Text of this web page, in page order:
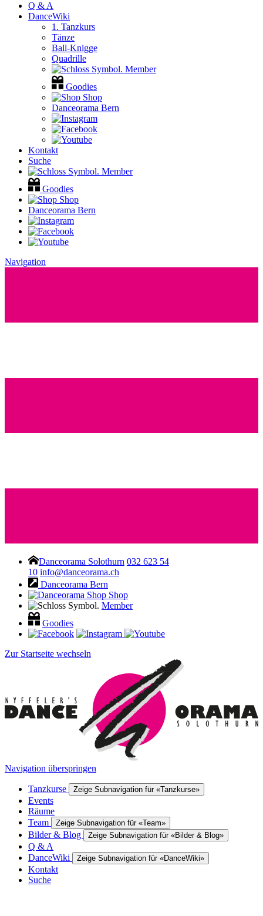
Q & A
DanceWiki
1. Tanzkurs
Tänze
Ball-Knigge
Quadrille
Member
Goodies
Shop
Danceorama Bern
Kontakt
Suche
Member
Goodies
Shop
Danceorama Bern
Navigation
Danceorama Solothurn 032 623 54
10 info@danceorama.ch
Danceorama Bern
Shop
Member
Goodies
Zur Startseite wechseln
Navigation überspringen
Tanzkurse Zeige Subnavigation für «Tanzkurse»
Events
Räume
Team
Zeige Subnavigation für «Team»
Bilder & Blog Zeige Subnavigation für «Bilder & Blog»
Q & A
DanceWiki
Zeige Subnavigation für «DanceWiki»
Kontakt
Suche